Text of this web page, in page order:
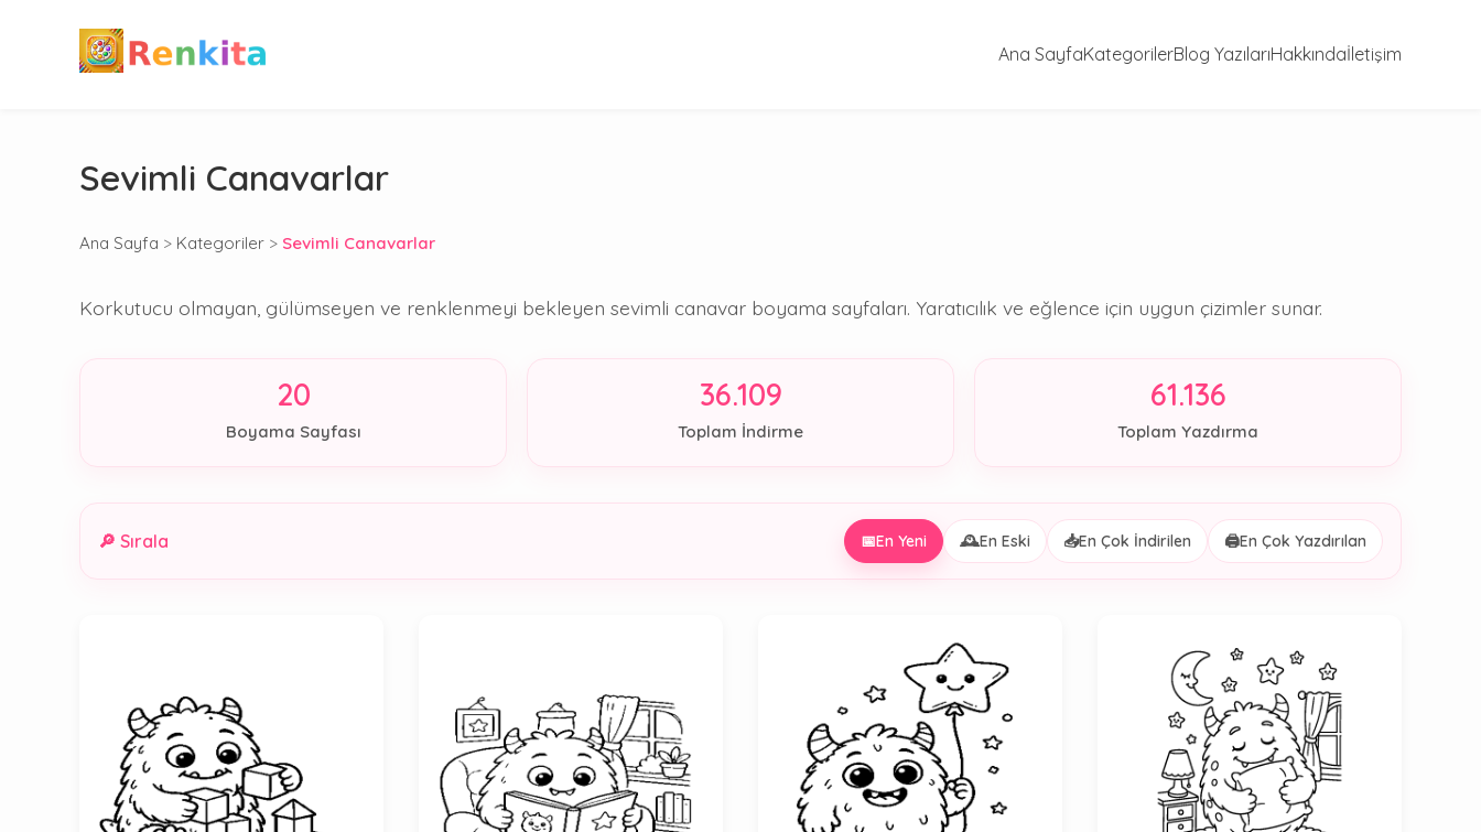
Ana SayfaKategorilerBlog YazılarıHakkındaİletişim
Sevimli Canavarlar
Ana Sayfa > Kategoriler > Sevimli Canavarlar
Korkutucu olmayan, gülümseyen ve renklenmeyi bekleyen sevimli canavar boyama sayfaları. Yaratıcılık ve eğlence için uygun çizimler sunar.
20
Boyama Sayfası
36.109
Toplam İndirme
61.136
Toplam Yazdırma
🔎 Sırala 📅En Yeni 🕰️En Eski 📥En Çok İndirilen 🖨️En Çok Yazdırılan